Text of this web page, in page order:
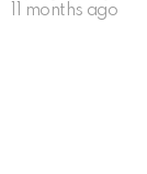
11 months ago